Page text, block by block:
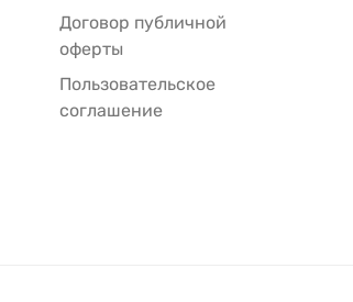
Договор публичной
оферты
Пользовательское
соглашение